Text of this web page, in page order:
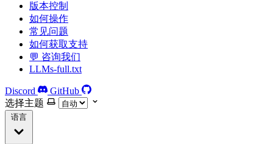
版本控制
如何操作
常见问题
如何获取支持
💬 咨询我们
LLMs-full.txt
Discord
GitHub
选择主题
语言